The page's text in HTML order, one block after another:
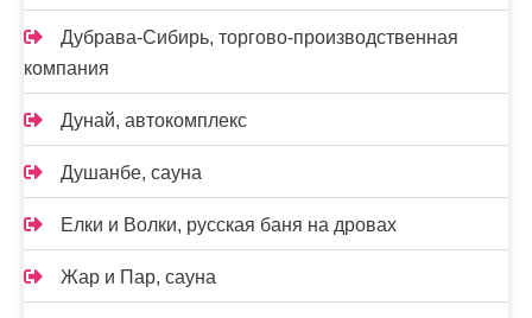
Дубрава-Сибирь, торгово-производственная
компания
Дунай, автокомплекс
Душанбе, сауна
Елки и Волки, русская баня на дровах
Жар и Пар, сауна